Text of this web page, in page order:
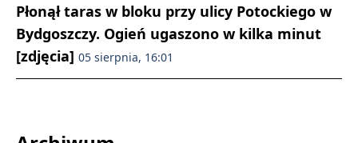
Płonął taras w bloku przy ulicy Potockiego w
Bydgoszczy. Ogień ugaszono w kilka minut
[zdjęcia] 05 sierpnia, 16:01